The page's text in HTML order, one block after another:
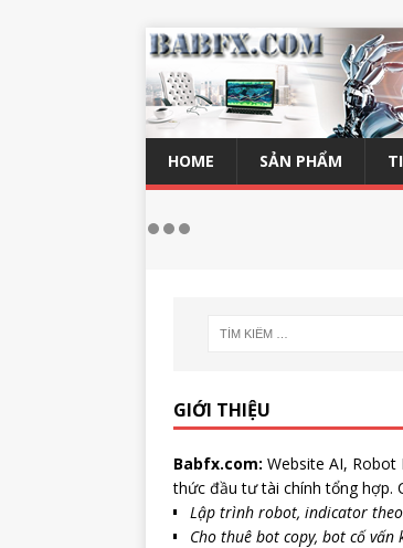
HOME SẢN PHẨM
GIỚI THIỆU
Babfx.com: Website AI, Robot
thức đầu tư tài chính tổng hợp.
Lập trình robot, indicator
Cho thuê bot copy, bot cố